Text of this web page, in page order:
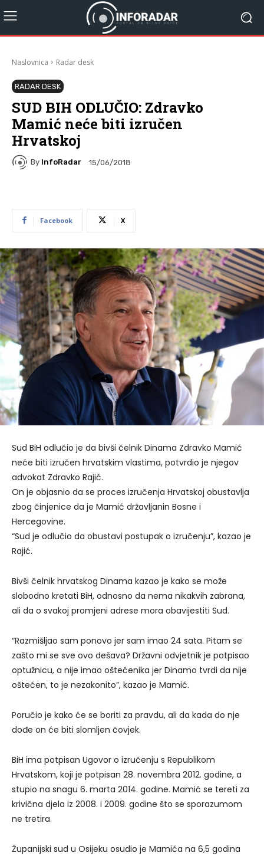
Naslovnica Radar desk
RADAR DESK
SUD BIH ODLUČIO: Zdravko
Mamić neće biti izručen
Hrvatskoj
By InfoRadar 15/06/2018
Facebook X
Sud BiH odlučio je da bivši čelnik Dinama Zdravko Mamić
neće biti izručen hrvatskim vlastima, potvrdio je njegov
advokat Zdravko Rajić.
On je objasnio da se proces izručenja Hrvatskoj obustavlja
zbog činjenice da je Mamić državljanin Bosne i
Hercegovine.
“Sud je odlučio da obustavi postupak o izručenju”, kazao je
Rajić.
Bivši čelnik hrvatskog Dinama kazao je kako se može
slobodno kretati BiH, odnosno da nema nikakvih zabrana,
ali da o svakoj promjeni adrese mora obavijestiti Sud.
“Razmišljao sam ponovo jer sam imao 24 sata. Pitam se
zašto mi se sve ovo dešava? Državni odvjetnik je potpisao
optužnicu, a nije imao oštećenika jer Dinamo tvrdi da nije
oštećen, to je nezakonito”, kazao je Mamić.
Poručio je kako će se boriti za pravdu, ali da kada do nje
dođe on će biti slomljen čovjek.
BiH ima potpisan Ugovor o izručenju s Republikom
Hrvatskom, koji je potpisan 28. novembra 2012. godine, a
stupio na snagu 6. marta 2014. godine. Mamić se tereti za
krivična djela iz 2008. i 2009. godine što se sporazumom
ne tretira.
Županijski sud u Osijeku osudio je Mamića na 6,5 godina